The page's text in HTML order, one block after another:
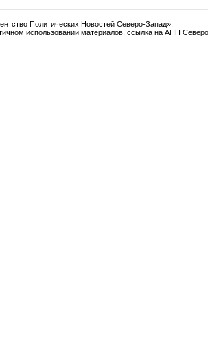
Политических Новостей Северо-Запад».
использовании материалов, ссылка на АПН